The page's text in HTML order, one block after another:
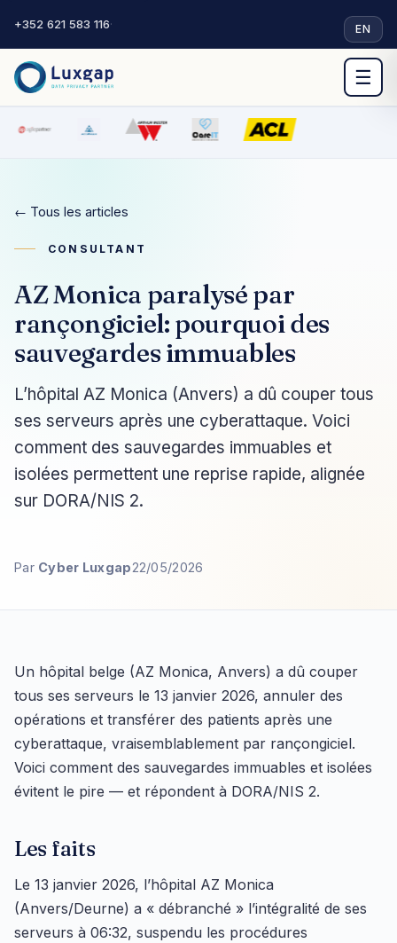
+352 621 583 116· EN
☰
← Tous les articles
CONSULTANT
AZ Monica paralysé par
rançongiciel: pourquoi des
sauvegardes immuables
L’hôpital AZ Monica (Anvers) a dû couper tous
ses serveurs après une cyberattaque. Voici
comment des sauvegardes immuables et
isolées permettent une reprise rapide, alignée
sur DORA/NIS 2.
Par Cyber Luxgap22/05/2026
Un hôpital belge (AZ Monica, Anvers) a dû couper
tous ses serveurs le 13 janvier 2026, annuler des
opérations et transférer des patients après une
cyberattaque, vraisemblablement par rançongiciel.
Voici comment des sauvegardes immuables et isolées
évitent le pire — et répondent à DORA/NIS 2.
Les faits
Le 13 janvier 2026, l’hôpital AZ Monica
(Anvers/Deurne) a « débranché » l’intégralité de ses
serveurs à 06:32, suspendu les procédures